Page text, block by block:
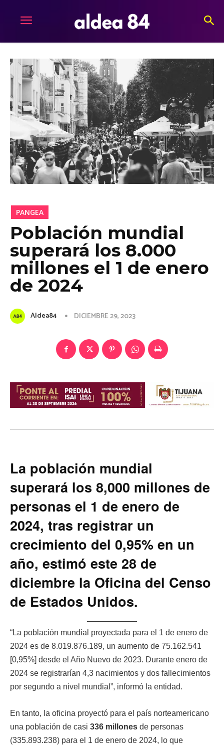
PANGEA
Población mundial
superará los 8.000
millones el 1 de enero
de 2024
Aldea84 DICIEMBRE 29, 2023
La población mundial
superará los 8,000 millones de
personas el 1 de enero de
2024, tras registrar un
crecimiento del 0,95% en un
año, estimó este 28 de
diciembre la Oficina del Censo
de Estados Unidos.
“La población mundial proyectada para el 1 de enero de
2024 es de 8.019.876.189, un aumento de 75.162.541
[0,95%] desde el Año Nuevo de 2023. Durante enero de
2024 se registrarían 4,3 nacimientos y dos fallecimientos
por segundo a nivel mundial”, informó la entidad.
En tanto, la oficina proyectó para el país norteamericano
una población de casi 336 millones de personas
(335.893.238) para el 1 de enero de 2024, lo que